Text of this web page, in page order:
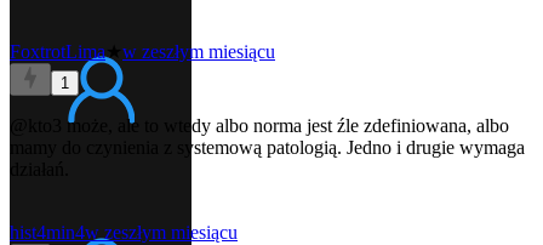
FoxtrotLima★ w zeszłym miesiącu
1
może, ale to wtedy albo norma jest źle zdefiniowana, albo
mamy do czynienia z systemową patologią. Jedno i drugie wymaga
hist4min4w zeszłym miesiącu